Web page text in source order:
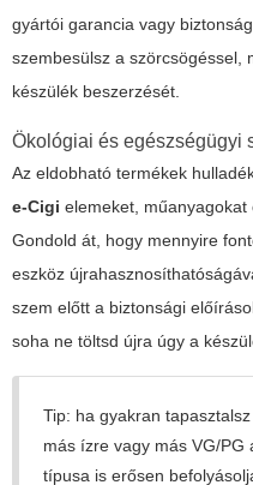
gyártói garancia vagy
szembesülsz a szörcsögéssel,
készülék beszerzését.
Ökológiai és egészségügyi
Az eldobható termékek
e-Cigi elemeket, műanyagokat
Gondold át, hogy mennyire
eszköz
szem előtt a biztonsági
soha ne töltsd újra úgy a
Tip: ha gyakran
más ízre vagy más VG/
típusa is erősen